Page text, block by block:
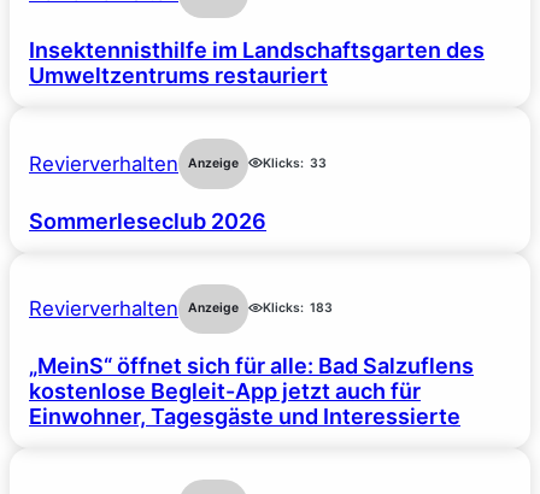
Insektennisthilfe im Landschaftsgarten des
Umweltzentrums restauriert
Revierverhalten Anzeige Klicks: 33
Sommerleseclub 2026
Revierverhalten Anzeige Klicks: 183
„MeinS“ öffnet sich für alle: Bad Salzuflens
kostenlose Begleit-App jetzt auch für
Einwohner, Tagesgäste und Interessierte